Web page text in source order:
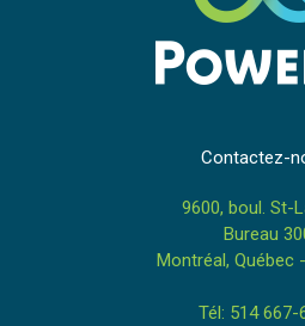
Contactez-
9600, boul. St-
Bureau
Montréal, Québec
Tél: 514 667-